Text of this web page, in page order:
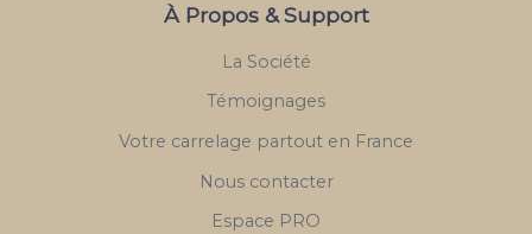
À Propos & Support
La Société
Témoignages
Votre carrelage partout en France
Nous contacter
Espace PRO